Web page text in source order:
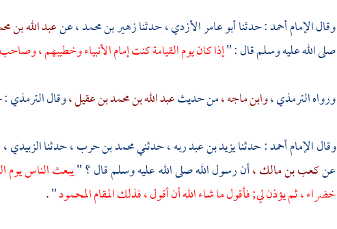
وقال الإمامأحمد: حدثناأبو عامر الأزدي ،حدثنازهير بن محمد ،عنعبد الله بن
صلى الله عليه وسلم قال : "إذا كان يوم القيامة كنت إمام الأنبياء وخطيبهم ،
ورواهالترمذي ،وابن ماجه ،من حديثعبد الله بن محمد بن عقيل ،وقالالترمذي:
وقال الإمامأحمد: حدثنايزيد بن عبد ربه ،حدثنيمحمد بن حرب ،حدثناالزبيدي ،
عنكعب بن مالك ،أن رسول الله صلى الله عليه وسلم قال ؟ "يبعث الناس يوم
خضراء ، ثم يؤذن لي; فأقول ما شاء الله أن أقول ، فذلك المقام المحمود" .